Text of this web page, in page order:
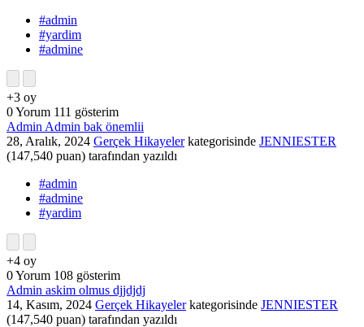
#admin
#yardim
#admine
+3 oy
0Yorum 111 gösterim
Admin Admin bak önemlii
28, Aralık, 2024 Gerçek Hikayelerkategorisinde JENNIESTER
(147,540 puan) tarafından yazıldı
#admin
#admine
#yardim
+4 oy
0Yorum 108 gösterim
Admin askim olmus djjdjdj
14, Kasım, 2024 Gerçek Hikayelerkategorisinde JENNIESTER
(147,540 puan) tarafından yazıldı